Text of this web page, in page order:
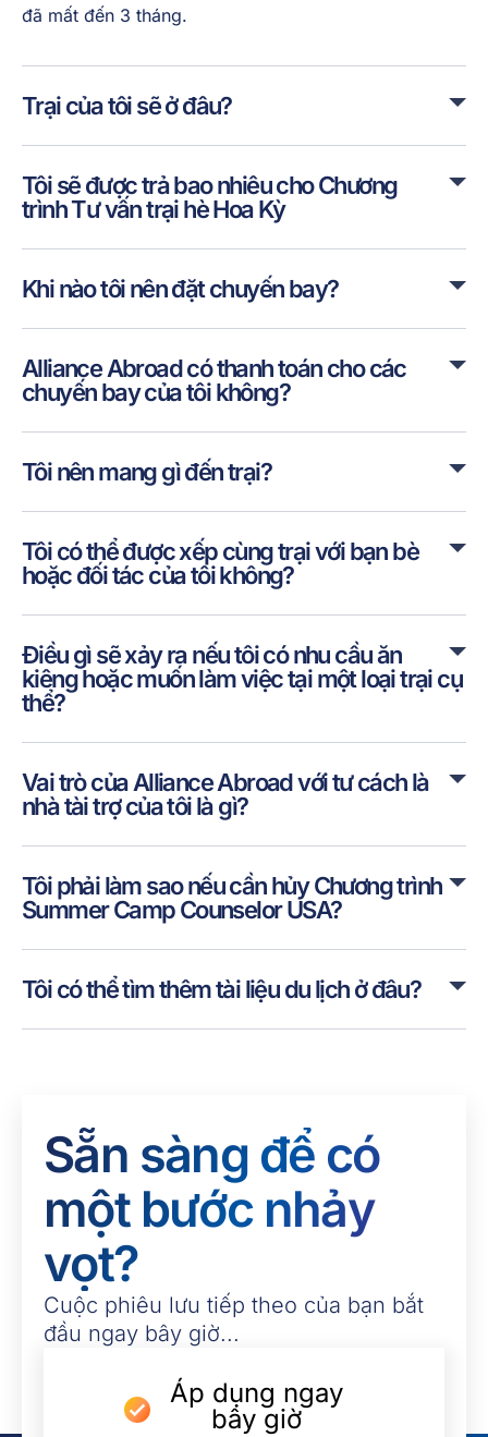
đã mất đến 3 tháng.
Trại của tôi sẽ ở đâu?
Tôi sẽ được trả bao nhiêu cho Chương
trình Tư vấn trại hè Hoa Kỳ
Khi nào tôi nên đặt chuyến bay?
Alliance Abroad có thanh toán cho các
chuyến bay của tôi không?
Tôi nên mang gì đến trại?
Tôi có thể được xếp cùng trại với bạn bè
hoặc đối tác của tôi không?
Điều gì sẽ xảy ra nếu tôi có nhu cầu ăn
kiêng hoặc muốn làm việc tại một loại trại cụ
thể?
Vai trò của Alliance Abroad với tư cách là
nhà tài trợ của tôi là gì?
Tôi phải làm sao nếu cần hủy Chương trình
Summer Camp Counselor USA?
Tôi có thể tìm thêm tài liệu du lịch ở đâu?
Sẵn sàng để có
một bước nhảy
vọt?
Cuộc phiêu lưu tiếp theo của bạn bắt
đầu ngay bây giờ...
Áp dụng ngay
bây giờ